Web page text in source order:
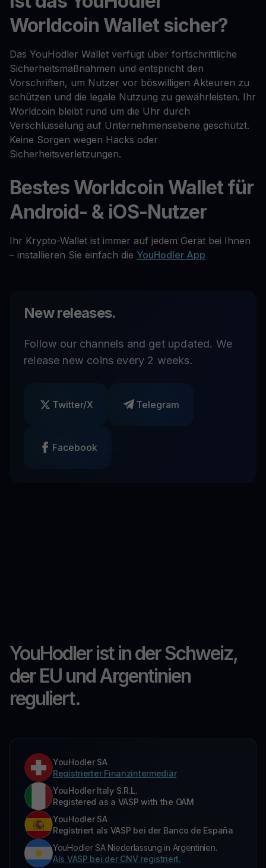
Worldcoin Wallet sicher?
Das YouHodler Wallet verfügt über fortschrittliche
Sicherheitsmaßnahmen und entspricht den
Vorschriften, um Nutzer vor böswilligen Akteuren zu
schützen und die legale Nutzung zu gewährleisten. Ihr
Worldcoin bleibt rund um die Uhr durch
Verschlüsselung auf Unternehmensebene geschützt.
Keine Sorgen wegen Hacks oder
Sicherheitsverletzungen.
Bestes Worldcoin Wallet für
Android- & iOS-Nutzer
Ihr Krypto-Wallet ist immer auf jedem Gerät bei Ihnen
– installieren Sie einfach die YouHodler App
New releases.
Follow our channels and get updated. We
release new coins every 2 weeks.
Twitter/X Telegram
Facebook
YouHodler ist in der Schweiz,
der EU und Argentinien
reguliert.
YouHodler SA
Registrierter Finanzintermediär
YouHodler Italy S.R.L.
Registered as a VASP with the OAM
YouHodler SA
Registriert als VASP bei der Banco de España
YouHodler SA Niederlassung in Argentinien.
Als VASP bei der CNV registriert.